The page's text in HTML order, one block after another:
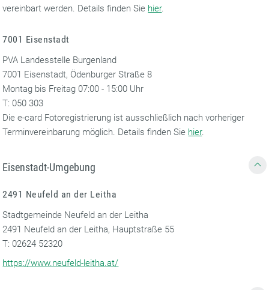
vereinbart werden. Details finden Sie hier.
7001 Eisenstadt
PVA Landesstelle Burgenland
7001 Eisenstadt, Ödenburger Straße 8
Montag bis Freitag 07:00 - 15:00 Uhr
T: 050 303
Die e-card Fotoregistrierung ist ausschließlich nach vorheriger
Terminvereinbarung möglich. Details finden Sie hier.
Eisenstadt-Umgebung
2491 Neufeld an der Leitha
Stadtgemeinde Neufeld an der Leitha
2491 Neufeld an der Leitha, Hauptstraße 55
T: 02624 52320
https://www.neufeld-leitha.at/